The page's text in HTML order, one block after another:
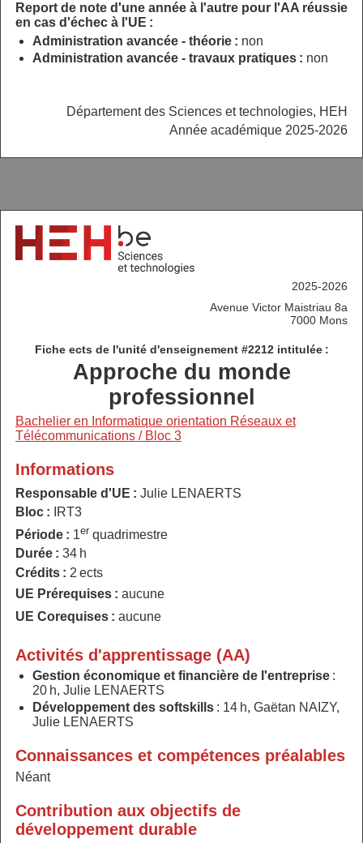
Report de note d'une année à l'autre pour l'AA réussie
en cas d'échec à l'UE :
Administration avancée - théorie : non
Administration avancée - travaux pratiques : non
Département des Sciences et technologies, HEH
Année académique 2025-2026
2025-2026
Avenue Victor Maistriau 8a
7000 Mons
Fiche ects de l'unité d'enseignement #2212 intitulée :
Approche du monde
professionnel
Bachelier en Informatique orientation Réseaux et
Télécommunications / Bloc 3
Informations
Responsable d'UE : Julie LENAERTS
Bloc :
IRT3
Période : 1er quadrimestre
Durée : 34 h
Crédits : 2 ects
UE Prérequises : aucune
UE Corequises : aucune
Activités d'apprentissage (AA)
Gestion économique et financière de l'entreprise :
20 h, Julie LENAERTS
Développement des softskills : 14 h, Gaëtan NAIZY,
Julie LENAERTS
Connaissances et compétences préalables
Néant
Contribution aux objectifs de
développement durable